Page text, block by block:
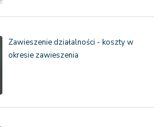
Zawieszenie działalności - koszty w
okresie zawieszenia